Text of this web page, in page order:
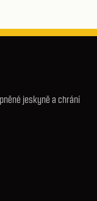
jeskyně a chrání